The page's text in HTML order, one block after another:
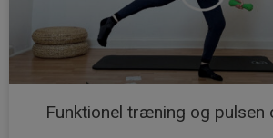
Funktionel træning og pulsen